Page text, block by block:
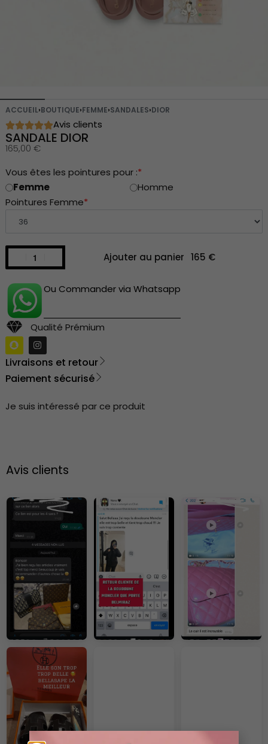
ACCUEIL›BOUTIQUE›FEMME›SANDALES›DIOR
Avis clients
SANDALE DIOR
165,00 €
*
Vous êtes les pointures pour :
Femme
Homme
*
Pointures Femme
Ajouter au panier
Ou Commander via Whatsapp
Qualité Prémium
Livraisons et retour
Paiement sécurisé
Je suis intéressé par ce produit
Avis clients